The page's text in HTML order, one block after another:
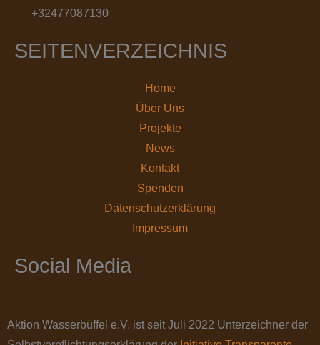
+32477087130
SEITENVERZEICHNIS
Home
Über Uns
Projekte
News
Kontakt
Spenden
Datenschutz­erklärung
Impressum
Social Media
Aktion Wasserbüffel e.V. ist seit Juli 2022 Unterzeichner der